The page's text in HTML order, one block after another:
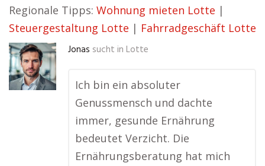
Regionale Tipps: Wohnung mieten Lotte |
Steuergestaltung Lotte | Fahrradgeschäft Lotte
Jonas sucht in Lotte
Ich bin ein absoluter
Genussmensch und dachte
immer, gesunde Ernährung
bedeutet Verzicht. Die
Ernährungsberatung hat mich